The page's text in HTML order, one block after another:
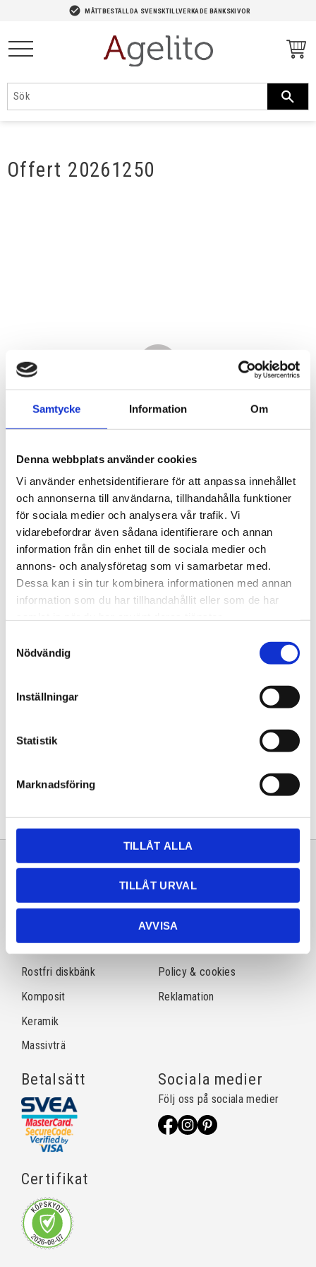
Samtycke Information Om
Denna webbplats använder cookies
Vi använder enhetsidentifierare för att anpassa innehållet
och annonserna till användarna, tillhandahålla funktioner
för sociala medier och analysera vår trafik. Vi
vidarebefordrar även sådana identifierare och annan
information från din enhet till de sociala medier och
annons- och analysföretag som vi samarbetar med.
Dessa kan i sin tur kombinera informationen med annan
information som du har tillhandahållit eller som de har
Nödvändig
Inställningar
Statistik
Marknadsföring
TILLÅT ALLA
TILLÅT URVAL
AVVISA
check_circle MÅTTBESTÄLLDA SVENSKTILLVERKADE BÄNKSKIVOR
Offert 20261250
12 420,00KR
Antal
Lagervara
Artikelnr
20261250
Sortiment
Natursten
Rostfri diskbänk
Komposit
Keramik
Massivträ
Information
Frågor & svar
Köpvillkor
Policy & cookies
Reklamation
Betalsätt
Certifikat
Sociala medier
Följ oss på sociala medier